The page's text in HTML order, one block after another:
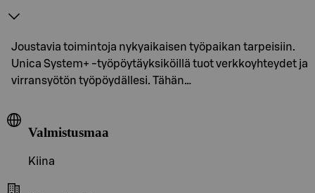
Joustavia toimintoja nykyaikaisen työpaikan tarpeisiin.
Unica System+ -työpöytäyksiköillä tuot verkkoyhteydet ja
virransyötön työpöydällesi. Tähän…
Valmistusmaa
Kiina